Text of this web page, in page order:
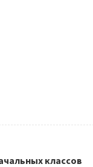
классов